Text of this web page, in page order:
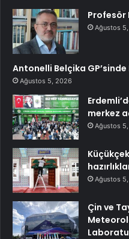
Profesör
Ağustos
Antonelli Belçika
Ağustos 5, 2026
merkez
Ağustos
Ağustos
Çin ve